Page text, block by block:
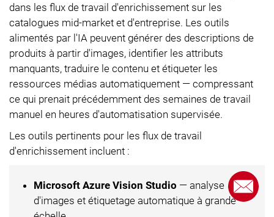
dans les flux de travail d'enrichissement sur les
catalogues mid-market et d'entreprise. Les outils
alimentés par l'IA peuvent générer des descriptions de
produits à partir d'images, identifier les attributs
manquants, traduire le contenu et étiqueter les
ressources médias automatiquement — compressant
ce qui prenait précédemment des semaines de travail
manuel en heures d'automatisation supervisée.
Les outils pertinents pour les flux de travail
d'enrichissement incluent :
Microsoft Azure Vision Studio — analyse
d'images et étiquetage automatique à grande